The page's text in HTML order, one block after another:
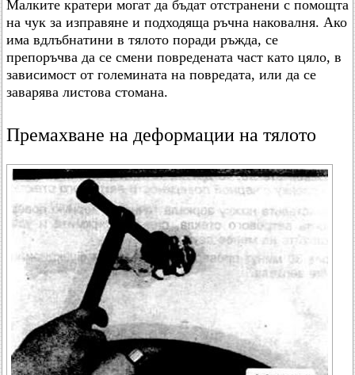
Малките кратери могат да бъдат отстранени с помощта
на чук за изправяне и подходяща ръчна наковалня. Ако
има вдлъбнатини в тялото поради ръжда, се
препоръчва да се смени повредената част като цяло, в
зависимост от големината на повредата, или да се
заварява листова стомана.
Премахване на деформации на тялото